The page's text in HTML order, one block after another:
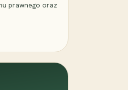
prawnego oraz